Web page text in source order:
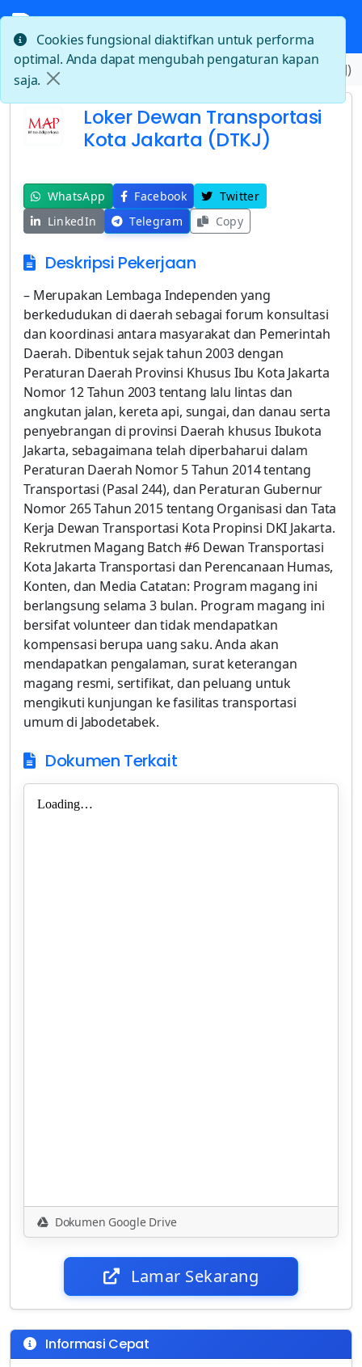
Beranda Loker Dewan Transportasi Kota Jakarta (DTKJ)
Loker Dewan Transportasi
Kota Jakarta (DTKJ)
WhatsApp Facebook
Twitter
LinkedIn
Telegram Copy
Deskripsi Pekerjaan
– Merupakan Lembaga Independen yang
berkedudukan di daerah sebagai forum konsultasi
dan koordinasi antara masyarakat dan Pemerintah
Daerah. Dibentuk sejak tahun 2003 dengan
Peraturan Daerah Provinsi Khusus Ibu Kota Jakarta
Nomor 12 Tahun 2003 tentang lalu lintas dan
angkutan jalan, kereta api, sungai, dan danau serta
penyebrangan di provinsi Daerah khusus Ibukota
Jakarta, sebagaimana telah diperbaharui dalam
Peraturan Daerah Nomor 5 Tahun 2014 tentang
Transportasi (Pasal 244), dan Peraturan Gubernur
Nomor 265 Tahun 2015 tentang Organisasi dan Tata
Kerja Dewan Transportasi Kota Propinsi DKI Jakarta.
Rekrutmen Magang Batch #6 Dewan Transportasi
Kota Jakarta Transportasi dan Perencanaan Humas,
Konten, dan Media Catatan: Program magang ini
berlangsung selama 3 bulan. Program magang ini
bersifat volunteer dan tidak mendapatkan
kompensasi berupa uang saku. Anda akan
mendapatkan pengalaman, surat keterangan
magang resmi, sertifikat, dan peluang untuk
mengikuti kunjungan ke fasilitas transportasi
umum di Jabodetabek.
Dokumen Terkait
Dokumen Google Drive
Lamar Sekarang
Informasi Cepat
Cookies fungsional diaktifkan untuk performa
optimal. Anda dapat mengubah pengaturan kapan
saja.